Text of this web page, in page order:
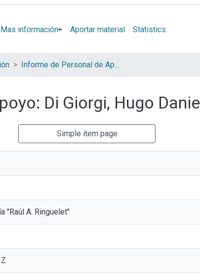
Mas información Aportar material Statistics
Informe de Personal de Apoyo
Di Giorgi, Hugo
Simple item page
"Raúl A. Ringuelet"